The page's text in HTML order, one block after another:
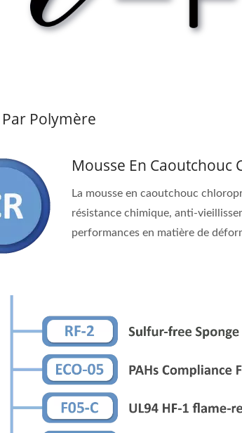
Par Polymère
Mousse En Caoutchouc
La mousse en caoutchouc
résistance chimique, anti-
performances en matière de